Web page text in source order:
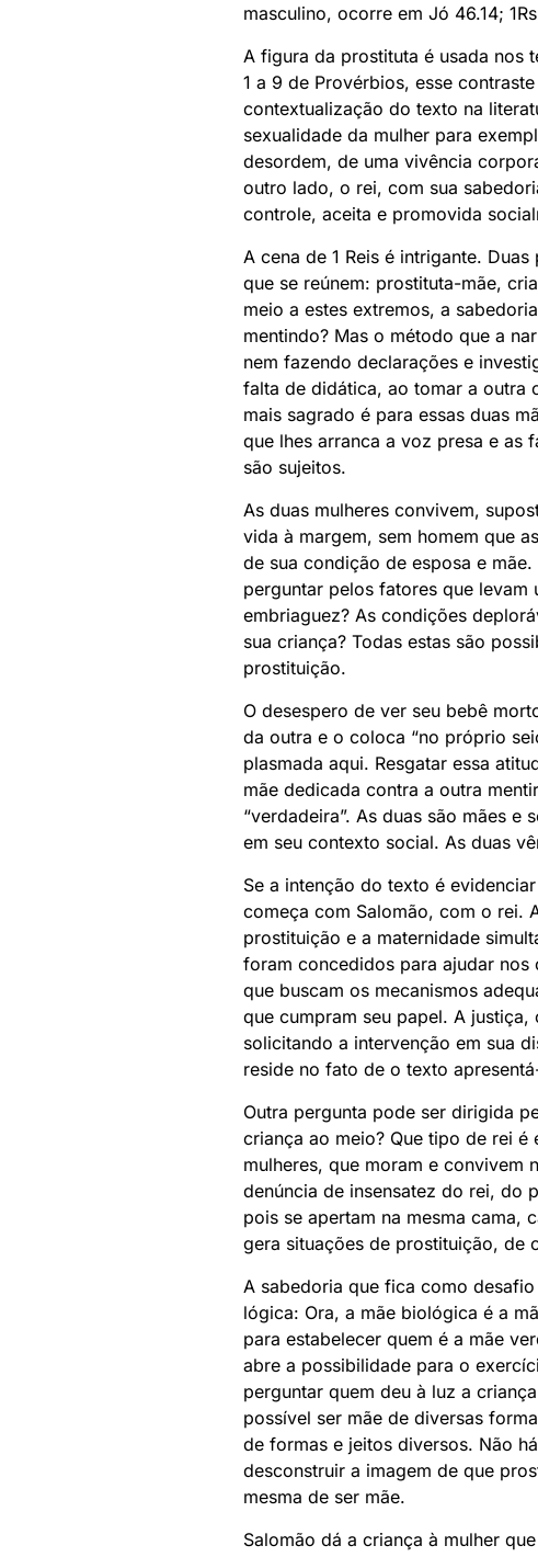
masculino, ocorre em Jó 46.14;
A figura da prostituta é usada nos
1 a 9 de Provérbios, esse
contextualização do texto na
sexualidade da mulher para
desordem, de uma vivência
outro lado, o rei, com sua
controle, aceita e promovida
A cena de 1 Reis é intrigante.
que se reúnem: prostituta-mãe,
meio a estes extremos, a
mentindo? Mas o método que a
nem fazendo declarações e
falta de didática, ao tomar a outra
mais sagrado é para essas duas
que lhes arranca a voz presa e as
são sujeitos.
As duas mulheres convivem,
vida à margem, sem homem que
de sua condição de esposa e
perguntar pelos fatores que levam
embriaguez? As condições
sua criança? Todas estas são
prostituição.
O desespero de ver seu bebê
da outra e o coloca “no próprio
plasmada aqui. Resgatar essa
mãe dedicada contra a outra
“verdadeira”. As duas são mães
em seu contexto social. As duas
Se a intenção do texto é
começa com Salomão, com o rei.
prostituição e a maternidade
foram concedidos para ajudar nos
que buscam os mecanismos
que cumpram seu papel. A
solicitando a intervenção em sua
reside no fato de o texto
Outra pergunta pode ser dirigida
criança ao meio? Que tipo de rei
mulheres, que moram e convivem
denúncia de insensatez do rei, do
pois se apertam na mesma cama,
gera situações de prostituição, de
A sabedoria que fica como
lógica: Ora, a mãe biológica é a
para estabelecer quem é a mãe
abre a possibilidade para o
perguntar quem deu à luz a
possível ser mãe de diversas
de formas e jeitos diversos. Não
desconstruir a imagem de que
mesma de ser mãe.
Salomão dá a criança à mulher